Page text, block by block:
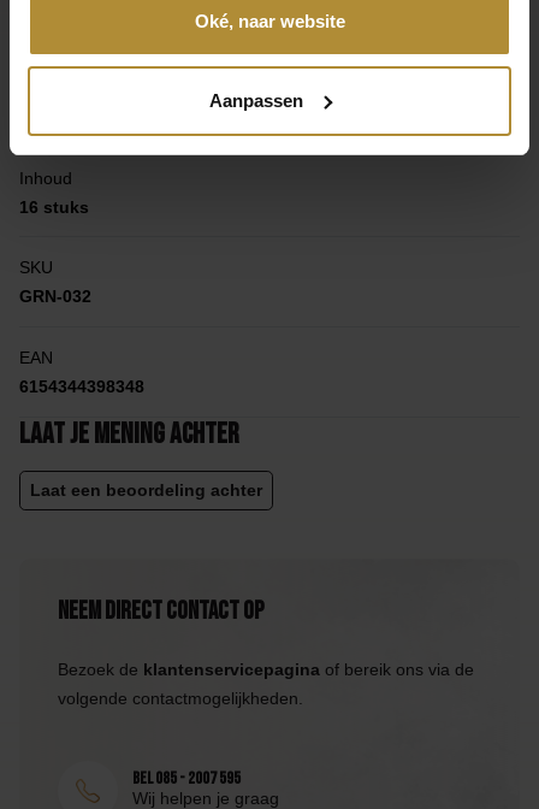
Oké, naar website
Aanpassen
Inhoud
16 stuks
SKU
GRN-032
EAN
6154344398348
Laat je mening achter
Laat een beoordeling achter
Neem direct contact op
Bezoek de klantenservicepagina of bereik ons via de
volgende contactmogelijkheden.
Bel 085 - 2007 595
Wij helpen je graag